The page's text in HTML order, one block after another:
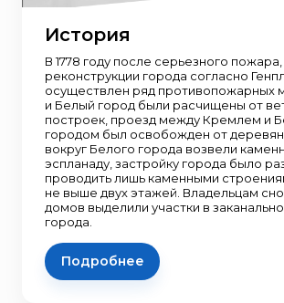
История
В 1778 году после серьезного
реконструкции города согласно
осуществлен ряд противопожарных
и Белый город были расчищены от
построек, проезд между Кремлем и
городом был освобожден от
вокруг Белого города возвели
эспланаду, застройку города было
проводить лишь каменными
не выше двух этажей. Владельцам
домов выделили участки в
города.
Подробнее